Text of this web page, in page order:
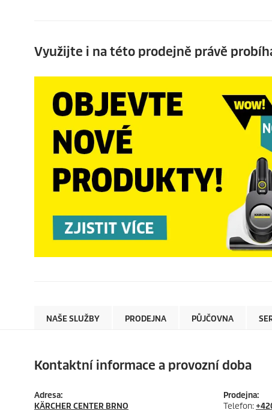
Využijte i na této prodejně právě
NAŠE SLUŽBY PRODEJNA PŮJČOVNA
Kontaktní informace a provozní doba
Adresa:
KÄRCHER CENTER BRNO
Prodejna:
Telefon: